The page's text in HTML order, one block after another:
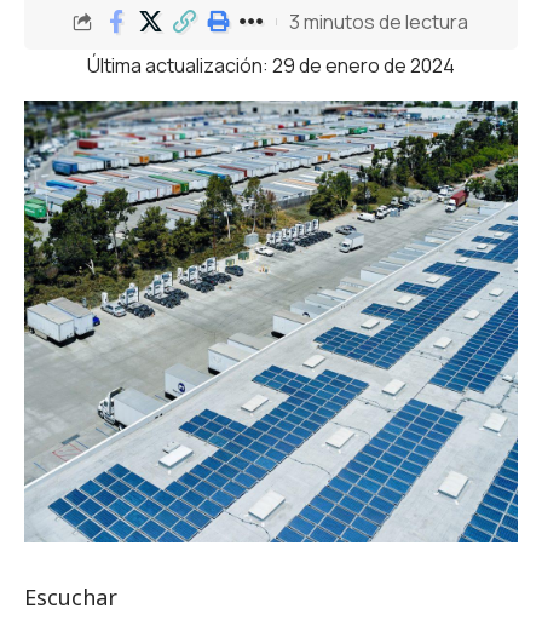
Última actualización: 29 de enero de 2024
3 minutos de lectura
Escuchar